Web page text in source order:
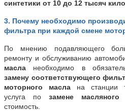
синтетики от 10 до 12 тысяч
3. Почему необходимо
фильтра при каждой смене
По мнению подавляющего
ремонту и обслуживанию
масла необходимо в
замену соответствующего
моторного масла на станции
услуга позамене
стоимость.